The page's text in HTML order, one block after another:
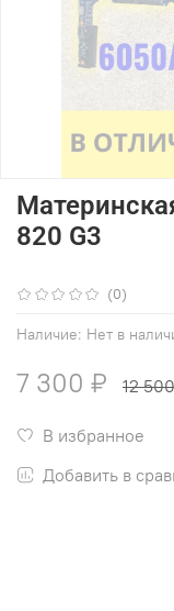
(0)
Наличие: Нет в
820 G3
7 300 ₽ 12
В избранное
Добавить в